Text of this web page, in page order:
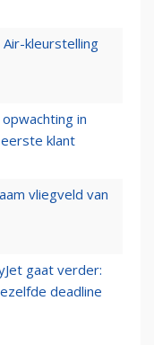
kleurstelling
in
klant
vliegveld van
gaat verder:
deadline